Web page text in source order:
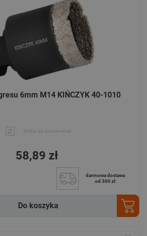
6mm M14 KIŃCZYK 40-1010
dodaj do porównania
58,89 zł
darmowa dostawa
od 300 zł
Do koszyka